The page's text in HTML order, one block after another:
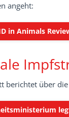
angeht:
in Animals
berichtet über